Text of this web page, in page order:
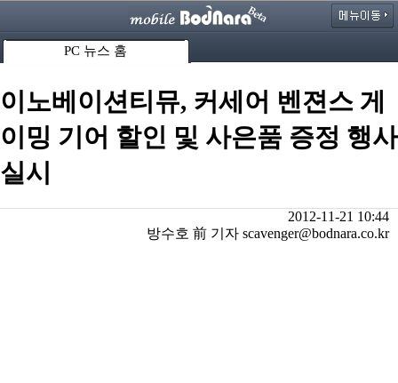
PC 뉴스 홈
이노베이션티뮤, 커세어 벤젼스 게
이밍 기어 할인 및 사은품 증정 행사
실시
2012-11-21 10:44
방수호 前 기자 scavenger@bodnara.co.kr